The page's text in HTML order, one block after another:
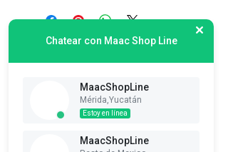
Chatear con Maac Shop Line
MaacShopLine
Mérida,Yucatán
Estoy en línea
MaacShopLine